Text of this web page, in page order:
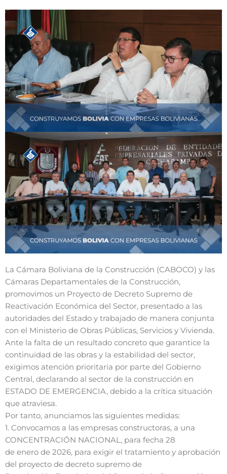
La Cámara Boliviana de la Construcción (CABOCO) y las
Cámaras Departamentales de la Construcción,
promovimos un Proyecto de Decreto Supremo de
Reactivación Económica del Sector, presentado a las
autoridades del Estado y trabajado de manera conjunta
con el Ministerio de Obras Públicas, Servicios y Vivienda.
Ante la falta de un resultado concreto que garantice la
continuidad de las obras y la estabilidad del sector,
exigimos atención prioritaria por parte del Gobierno
Central, declarando al sector de la construcción en
ESTADO DE EMERGENCIA, debido a la crítica situación
que atraviesa.
Por tanto, anunciamos las siguientes medidas:
1. Convocamos a las empresas constructoras, a una
CONCENTRACIÓN NACIONAL, para fecha 28
de enero de 2026, para exigir el tratamiento y aprobación
del proyecto de decreto supremo de